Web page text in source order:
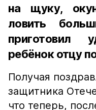
на щуку,
ловить
приготовил
ребёнок отцу
Получая
защитника
что теперь,